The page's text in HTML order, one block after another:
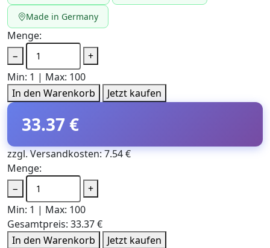
Made in Germany
Menge:
−
+
Min: 1 | Max: 100
In den Warenkorb
Jetzt kaufen
33.37 €
zzgl. Versandkosten: 7.54 €
Menge:
−
+
Min: 1 | Max: 100
Gesamtpreis: 33.37 €
In den Warenkorb
Jetzt kaufen